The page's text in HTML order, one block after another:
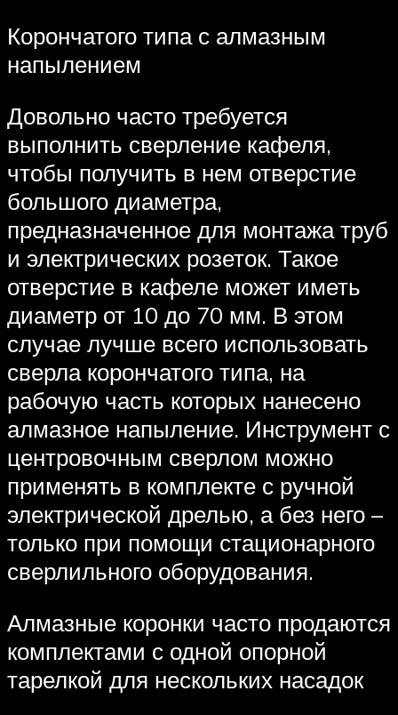
Корончатого типа с алмазным
напылением
Довольно часто требуется
выполнить сверление кафеля,
чтобы получить в нем отверстие
большого диаметра,
предназначенное для монтажа труб
и электрических розеток. Такое
отверстие в кафеле может иметь
диаметр от 10 до 70 мм. В этом
случае лучше всего использовать
сверла корончатого типа, на
рабочую часть которых нанесено
алмазное напыление. Инструмент с
центровочным сверлом можно
применять в комплекте с ручной
электрической дрелью, а без него –
только при помощи стационарного
сверлильного оборудования.
Алмазные коронки часто продаются
комплектами с одной опорной
тарелкой для нескольких насадок